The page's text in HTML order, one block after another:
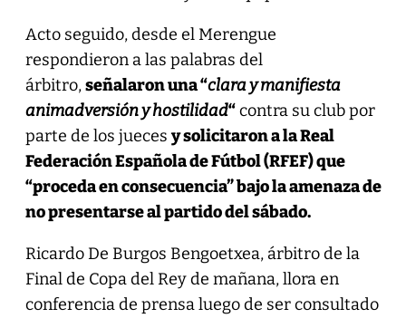
Acto seguido, desde el Merengue
respondieron a las palabras del
árbitro,señalaron una “clara y manifiesta
animadversión y hostilidad“contra su club por
parte de los juecesy solicitaron a la Real
Federación Española de Fútbol (RFEF) que
“proceda en consecuencia” bajo la amenaza de
no presentarse al partido del sábado.
Ricardo De Burgos Bengoetxea, árbitro de la
Final de Copa del Rey de mañana, llora en
conferencia de prensa luego de ser consultado